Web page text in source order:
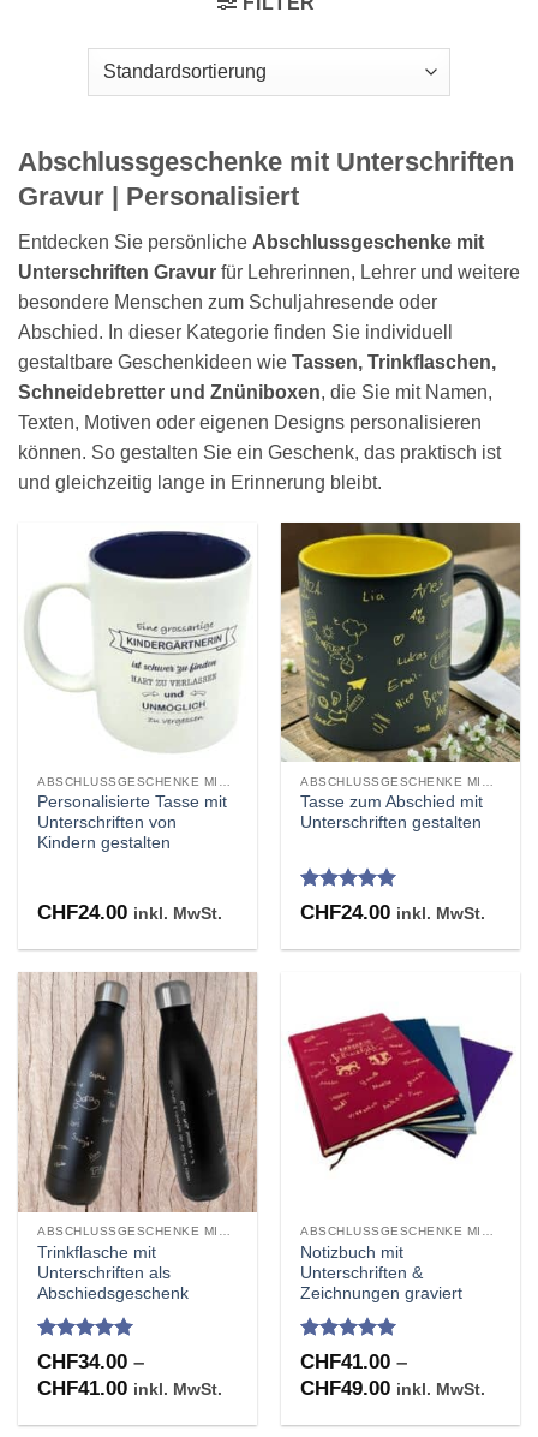
Abschlussgeschenke mit Unterschriften
Gravur | Personalisiert
Entdecken Sie persönliche Abschlussgeschenke mit
Unterschriften Gravur für Lehrerinnen, Lehrer und weitere
besondere Menschen zum Schuljahresende oder
Abschied. In dieser Kategorie finden Sie individuell
gestaltbare Geschenkideen wie Tassen, Trinkflaschen,
Schneidebretter und Znüniboxen, die Sie mit Namen,
Texten, Motiven oder eigenen Designs personalisieren
können. So gestalten Sie ein Geschenk, das praktisch ist
und gleichzeitig lange in Erinnerung bleibt.
Personalisierte Tasse mit
Unterschriften von
Kindern gestalten
CHF24.00 inkl. MwSt.
Tasse zum Abschied mit
Unterschriften gestalten
Bewertet
mit 4.91
CHF24.00 inkl. MwSt.
ABSCHLUSSGESCHENKE MIT UNTERSCHRIFTEN GRAVUR
Trinkflasche mit
Unterschriften als
Abschiedsgeschenk
Bewertet
mit 4.97
von 5
CHF34.00 –
CHF41.00Preisspanne:
inkl. MwSt.
ABSCHLUSSGESCHENKE MIT UNTERSCHRIFTEN GRAVUR
Notizbuch mit
Unterschriften &
Zeichnungen graviert
Bewertet
mit
von
5
CHF41.00 –
CHF49.00Preisspanne:
inkl. MwSt.